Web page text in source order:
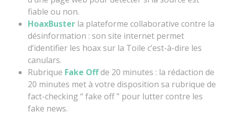
fiable ou non.
HoaxBuster la plateforme collaborative contre la
désinformation : son site internet permet
d’identifier les hoax sur la Toile c’est-à-dire les
canulars.
Rubrique Fake Offde 20 minutes : la rédaction de
20 minutes met à votre disposition sa rubrique de
fact-checking “ fake off ” pour lutter contre les
fake news.